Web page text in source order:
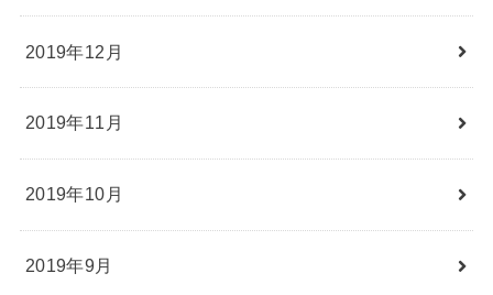
2019年12月
2019年11月
2019年10月
2019年9月